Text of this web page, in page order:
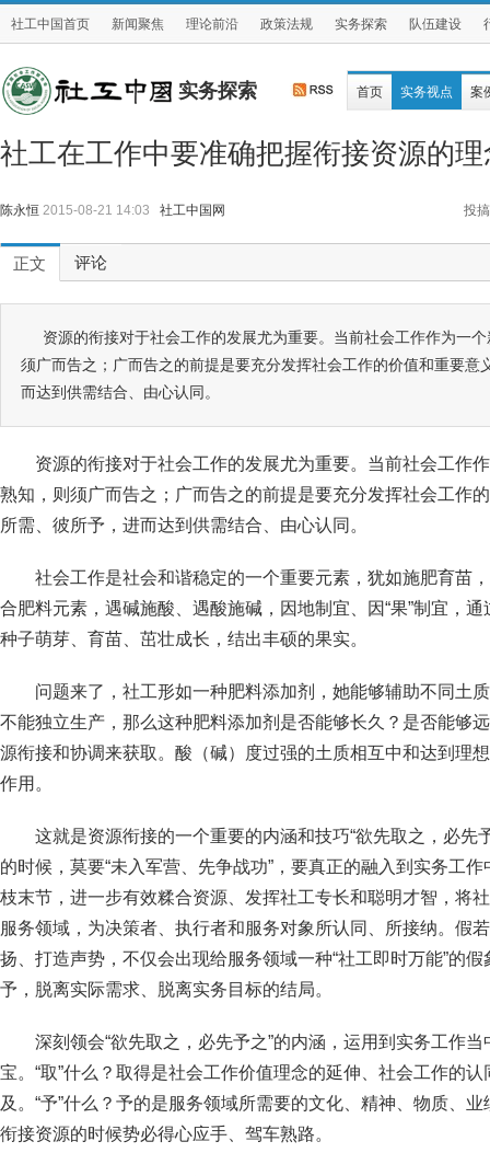
社工中国首页 新闻聚焦 理论前沿 政策法规 实务探索 队伍建设
实务探索 首页 实务视点 案
社工在工作中要准确把握衔接资源的
陈永恒 2015-08-21 14:03 社工中国网 投搞
正文 评论
资源的衔接对于社会工作的发展尤为重要。当前社会工作作为一
须广而告之；广而告之的前提是要充分发挥社会工作的价值和重要意
而达到供需结合、由心认同。
资源的衔接对于社会工作的发展尤为重要。当前社会工作
熟知，则须广而告之；广而告之的前提是要充分发挥社会工作
所需、彼所予，进而达到供需结合、由心认同。
社会工作是社会和谐稳定的一个重要元素，犹如施肥育苗
合肥料元素，遇碱施酸、遇酸施碱，因地制宜、因“果”制宜，
种子萌芽、育苗、茁壮成长，结出丰硕的果实。
问题来了，社工形如一种肥料添加剂，她能够辅助不同土
不能独立生产，那么这种肥料添加剂是否能够长久？是否能够
源衔接和协调来获取。酸（碱）度过强的土质相互中和达到理
作用。
这就是资源衔接的一个重要的内涵和技巧“欲先取之，必先
的时候，莫要“未入军营、先争战功”，要真正的融入到实务工
枝末节，进一步有效糅合资源、发挥社工专长和聪明才智，将
服务领域，为决策者、执行者和服务对象所认同、所接纳。假
扬、打造声势，不仅会出现给服务领域一种“社工即时万能”的
予，脱离实际需求、脱离实务目标的结局。
深刻领会“欲先取之，必先予之”的内涵，运用到实务工作
宝。“取”什么？取得是社会工作价值理念的延伸、社会工作的
及。“予”什么？予的是服务领域所需要的文化、精神、物质、
衔接资源的时候势必得心应手、驾车熟路。